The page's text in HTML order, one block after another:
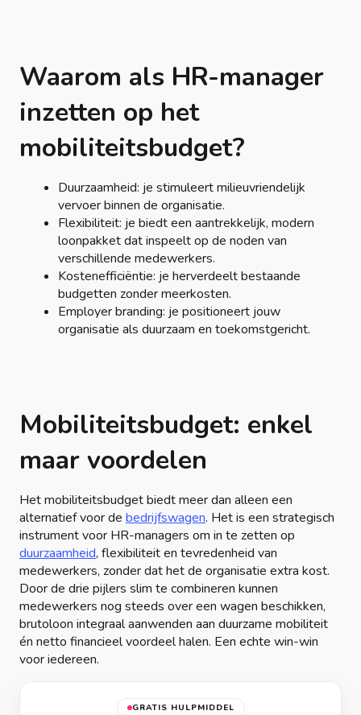
Waarom als HR-manager
inzetten op het
mobiliteitsbudget?
Duurzaamheid: je stimuleert milieuvriendelijk
vervoer binnen de organisatie.
Flexibiliteit: je biedt een aantrekkelijk, modern
loonpakket dat inspeelt op de noden van
verschillende medewerkers.
Kostenefficiëntie: je herverdeelt bestaande
budgetten zonder meerkosten.
Employer branding: je positioneert jouw
organisatie als duurzaam en toekomstgericht.
Mobiliteitsbudget: enkel
maar voordelen
Het mobiliteitsbudget biedt meer dan alleen een
alternatief voor de bedrijfswagen. Het is een strategisch
instrument voor HR-managers om in te zetten op
duurzaamheid, flexibiliteit en tevredenheid van
medewerkers, zonder dat het de organisatie extra kost.
Door de drie pijlers slim te combineren kunnen
medewerkers nog steeds over een wagen beschikken,
brutoloon integraal aanwenden aan duurzame mobiliteit
én netto financieel voordeel halen. Een echte win-win
voor iedereen.
GRATIS HULPMIDDEL